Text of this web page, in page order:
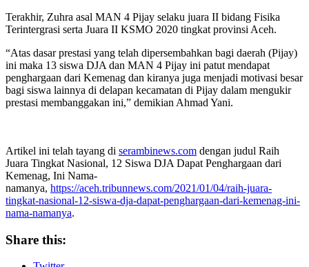
Terakhir, Zuhra asal MAN 4 Pijay selaku juara II bidang Fisika
Terintergrasi serta Juara II KSMO 2020 tingkat provinsi Aceh.
“Atas dasar prestasi yang telah dipersembahkan bagi daerah (Pijay)
ini maka 13 siswa DJA dan MAN 4 Pijay ini patut mendapat
penghargaan dari Kemenag dan kiranya juga menjadi motivasi besar
bagi siswa lainnya di delapan kecamatan di Pijay dalam mengukir
prestasi membanggakan ini,” demikian Ahmad Yani.
Artikel ini telah tayang di serambinews.com dengan judul Raih
Juara Tingkat Nasional, 12 Siswa DJA Dapat Penghargaan dari
Kemenag, Ini Nama-
namanya, https://aceh.tribunnews.com/2021/01/04/raih-juara-
tingkat-nasional-12-siswa-dja-dapat-penghargaan-dari-kemenag-ini-
nama-namanya.
Share this: